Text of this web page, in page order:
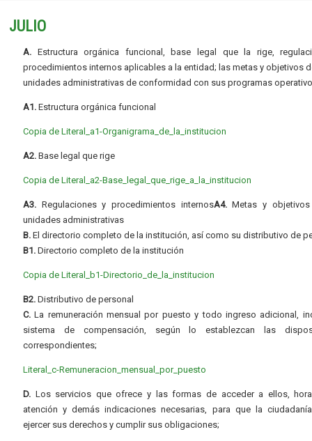
JULIO
A. Estructura orgánica funcional, base legal que la rige,
procedimientos internos aplicables a la entidad; las metas y objetivos
unidades administrativas de conformidad con sus programas
A1. Estructura orgánica funcional
Copia de Literal_a1-Organigrama_de_la_institucion
A2. Base legal que rige
Copia de Literal_a2-Base_legal_que_rige_a_la_institucion
A3. Regulaciones y procedimientos internosA4.Metas y
unidades administrativas
B. El directorio completo de la institución, así como su distributivo de
B1. Directorio completo de la institución
Copia de Literal_b1-Directorio_de_la_institucion
B2. Distributivo de personal
C. La remuneración mensual por puesto y todo ingreso adicional,
sistema de compensación, según lo establezcan las
correspondientes;
Literal_c-Remuneracion_mensual_por_puesto
D. Los servicios que ofrece y las formas de acceder a ellos,
atención y demás indicaciones necesarias, para que la
ejercer sus derechos y cumplir sus obligaciones;